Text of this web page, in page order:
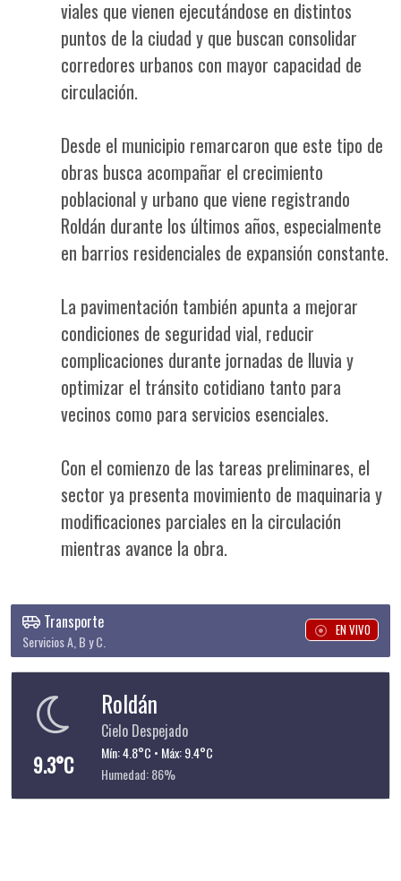
viales que vienen ejecutándose en distintos
puntos de la ciudad y que buscan consolidar
corredores urbanos con mayor capacidad de
circulación.
Desde el municipio remarcaron que este tipo de
obras busca acompañar el crecimiento
poblacional y urbano que viene registrando
Roldán durante los últimos años, especialmente
en barrios residenciales de expansión constante.
La pavimentación también apunta a mejorar
condiciones de seguridad vial, reducir
complicaciones durante jornadas de lluvia y
optimizar el tránsito cotidiano tanto para
vecinos como para servicios esenciales.
Con el comienzo de las tareas preliminares, el
sector ya presenta movimiento de maquinaria y
modificaciones parciales en la circulación
mientras avance la obra.
Transporte
Servicios A, B y C.
EN VIVO
9.3°C
Roldán
Cielo Despejado
Mín: 4.8°C • Máx: 9.4°C
Humedad: 86%